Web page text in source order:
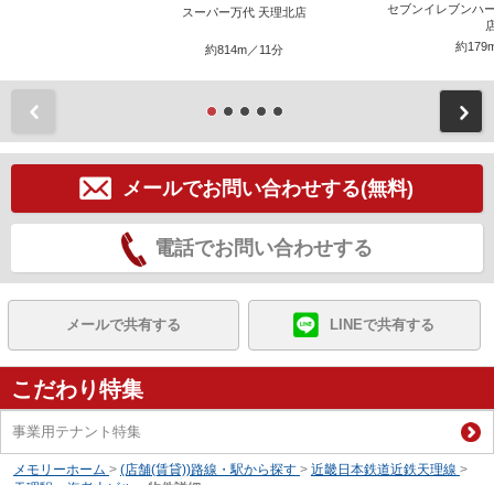
スーパー万代 天理北店
約814m／11分
セブンイレブンハ
約
メールでお問い合わせする(無料)
電話でお問い合わせする
メールで共有する LINEで共有する
こだわり特集
事業用テナント特集
メモリーホーム > (店舗(賃貸))路線・駅から探す > 近畿日本鉄道近鉄天理線 >